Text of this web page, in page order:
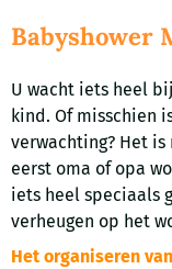
Babyshower
U wacht iets heel
kind. Of misschien
verwachting? Het
eerst oma of opa
iets heel speciaals
verheugen op het
Het organiseren